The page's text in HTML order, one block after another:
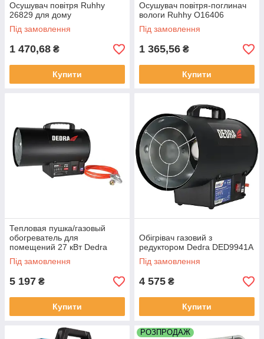
Осушувач повітря Ruhhy
26829 для дому
Під замовлення
1 470,68 ₴
Купити
Осушувач повітря-поглинач
вологи Ruhhy O16406
Під замовлення
1 365,56 ₴
Купити
Тепловая пушка/газовый
обогреватель для
помещений 27 кВт Dedra
DED9943A
Під замовлення
5 197 ₴
Купити
Обігрівач газовий з
редуктором Dedra DED9941A
Під замовлення
4 575 ₴
Купити
РОЗПРОДАЖ